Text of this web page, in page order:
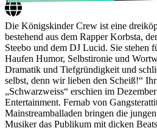
Die Königskinder Crew ist eine
bestehend aus dem Rapper Korbsta,
Steebo und dem DJ Lucid. Sie stehen
Haufen Humor, Selbstironie und
Dramatik und Tiefgründigkeit und
selbst, denn wir lieben den Scheiß!“
„Schwarzweiss“ erschien im
Entertainment. Fernab von
Mainstreamballaden bringen die
Musiker das Publikum mit dicken